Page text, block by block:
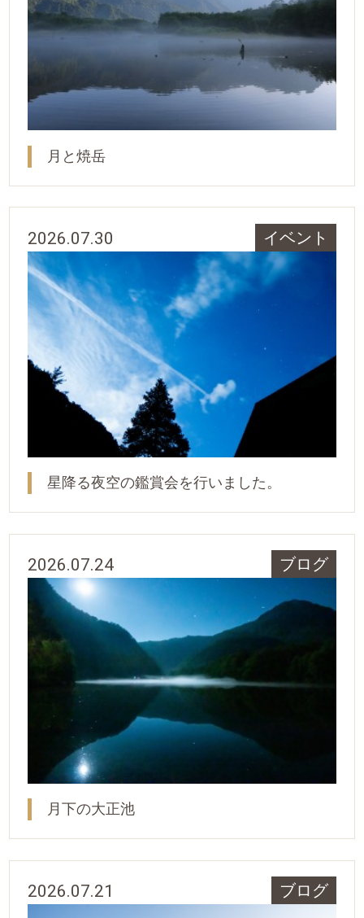
月と焼岳
2026.07.30 イベント
星降る夜空の鑑賞会を行いました。
2026.07.24 ブログ
月下の大正池
2026.07.21 ブログ